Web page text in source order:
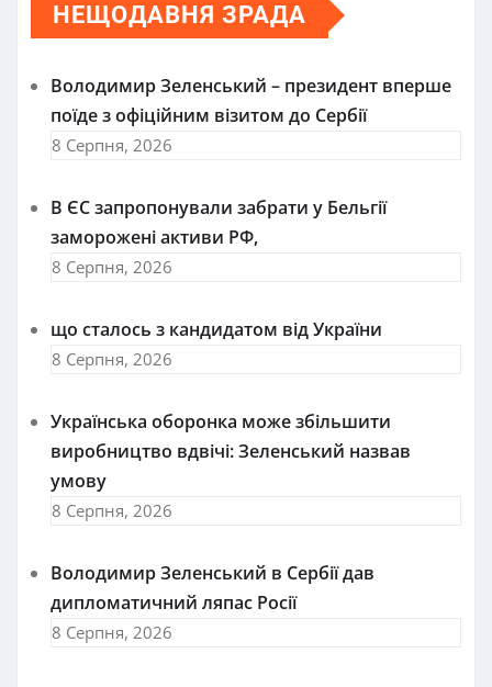
НЕЩОДАВНЯ ЗРАДА
Володимир Зеленський – президент вперше
поїде з офіційним візитом до Сербії
8 Серпня, 2026
В ЄС запропонували забрати у Бельгії
заморожені активи РФ,
8 Серпня, 2026
що сталось з кандидатом від України
8 Серпня, 2026
Українська оборонка може збільшити
виробництво вдвічі: Зеленський назвав
умову
8 Серпня, 2026
Володимир Зеленський в Сербії дав
дипломатичний ляпас Росії
8 Серпня, 2026